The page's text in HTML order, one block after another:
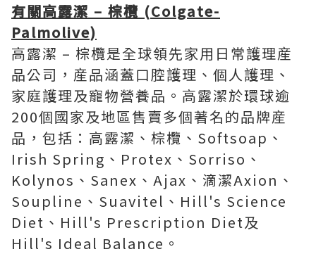
有關高露潔 – 棕欖 (Colgate-
Palmolive)
高露潔 – 棕欖是全球領先家用日常護理産
品公司，産品涵蓋口腔護理、個人護理、
家庭護理及寵物營養品。高露潔於環球逾
200個國家及地區售賣多個著名的品牌産
品，包括：高露潔、棕欖、Softsoap、
Irish Spring、Protex、Sorriso、
Kolynos、Sanex、Ajax、滴潔Axion、
Soupline、Suavitel、Hill's Science
Diet、Hill's Prescription Diet及
Hill's Ideal Balance。